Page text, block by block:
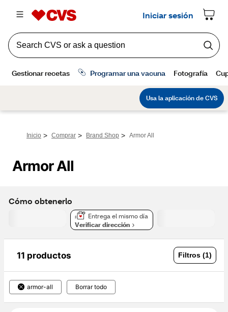
Inicio > Comprar > Brand Shop > Armor All
Armor All
Cómo obtenerlo
Entrega el mismo día
Verificar dirección
11 productos Filtros (1)
armor-all Borrar todo